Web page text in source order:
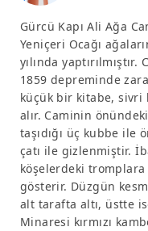
Gürcü Kapı Ali Ağa
Yeniçeri Ocağı
yılında
1859 depreminde
küçük bir kitabe, sivri
alır. Caminin
taşıdığı üç kubbe
çatı ile gizlenmiştir.
köşelerdeki
gösterir. Düzgün
alt tarafta altı, üstte
Minaresi kırmızı